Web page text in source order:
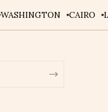
WASHINGTON CAIRO